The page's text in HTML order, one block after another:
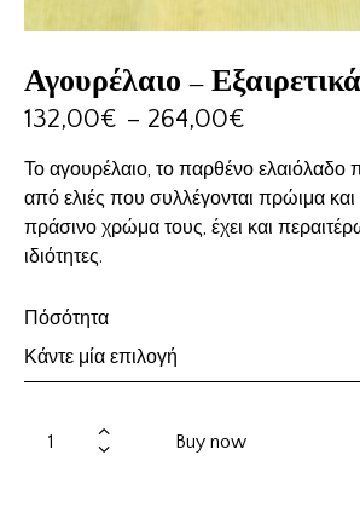
Αγουρέλαιο –
132,00€ – 264,00€
Το αγουρέλαιο, το παρθένο ελαιόλαδο
από ελιές που συλλέγονται πρώιμα και
πράσινο χρώμα τους, έχει και
ιδιότητες.
Πόσότητα
Buy now